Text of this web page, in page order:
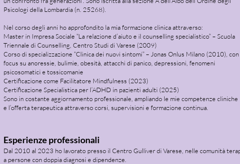
Psicologi della Lombardia (n. 25268).
Nel corso degli anni ho approfondito la mia formazione clinica attraverso:
Master in Impresa Sociale “La relazione d’aiuto e il counselling specialistico” – Scuola
Triennale di Counselling, Centro Studi di Varese (2009)
Corso di specializzazione “Clinica dei nuovi sintomi” – Jonas Onlus Milano (2010), con
focus su anoressie, bulimie, obesità, attacchi di panico, depressioni, fenomeni
psicosomatici e tossicomanie
Certificazione come Facilitatore Mindfulness (2023)
Certificazione Specialistica per l’ADHD in pazienti adulti (2025)
Sono in costante aggiornamento professionale, ampliando le mie competenze cliniche
e l’offerta terapeutica attraverso corsi, supervisioni e formazione continua.
Esperienze professionali
Dal 2010 al 2023 ho lavorato presso il Centro Gulliver di Varese, nelle comunità
a persone con doppia diagnosi e dipendenze.